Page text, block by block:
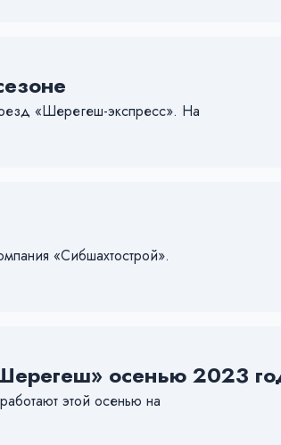
«Шерегеш-экспресс». На
«Сибшахтострой».
осенью 2023
этой осенью на